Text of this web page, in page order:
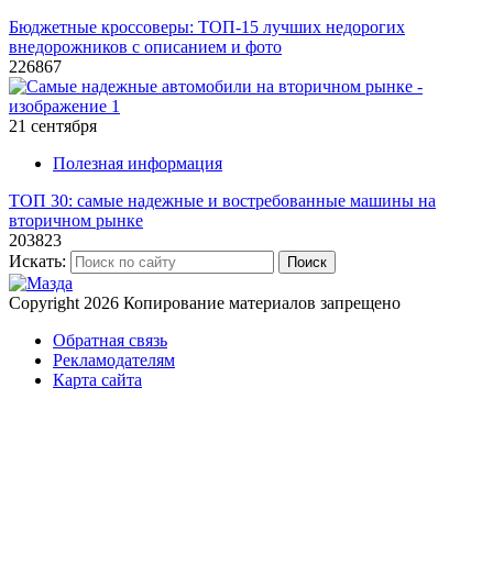
Бюджетные кроссоверы: ТОП-15 лучших недорогих
внедорожников с описанием и фото
226867
21 сентября
Полезная информация
ТОП 30: самые надежные и востребованные машины на
вторичном рынке
203823
Искать:
Поиск
Copyright 2026 Копирование материалов запрещено
Обратная связь
Рекламодателям
Карта сайта